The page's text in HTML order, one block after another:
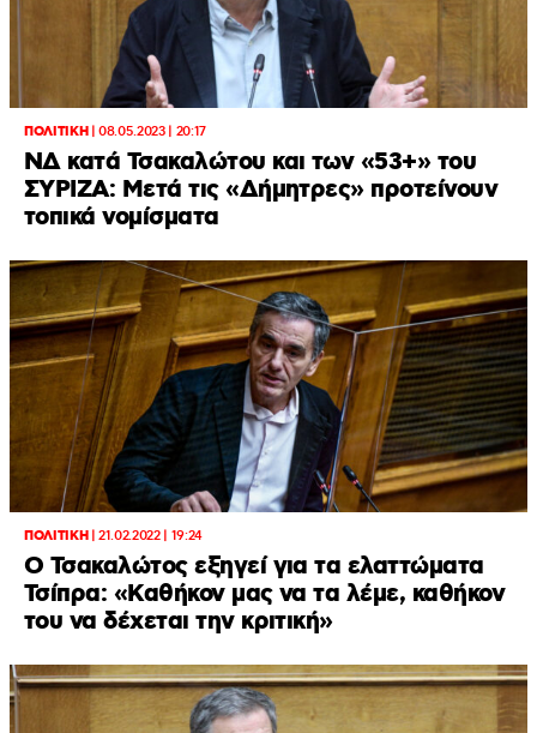
ΠΟΛΙΤΙΚΗ|08.05.2023 | 20:17
NΔ κατά Τσακαλώτου και των «53+» του
ΣΥΡΙΖΑ: Μετά τις «Δήμητρες» προτείνουν
τοπικά νομίσματα
ΠΟΛΙΤΙΚΗ|21.02.2022 | 19:24
O Τσακαλώτος εξηγεί για τα ελαττώματα
Τσίπρα: «Καθήκον μας να τα λέμε, καθήκον
του να δέχεται την κριτική»